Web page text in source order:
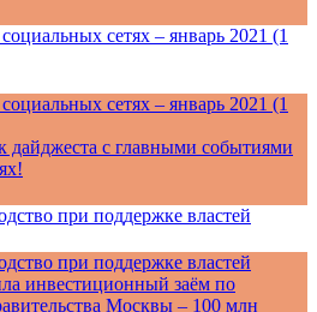
сетях – январь 2021 (1
сетях – январь 2021 (1
дайджеста с главными событиями
при поддержке властей
при поддержке властей
инвестиционный заём по
Москвы – 100 млн